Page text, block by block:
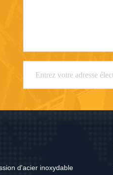
d'acier inoxydable